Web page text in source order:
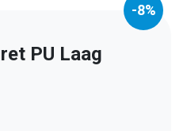
-8%
PU Laag